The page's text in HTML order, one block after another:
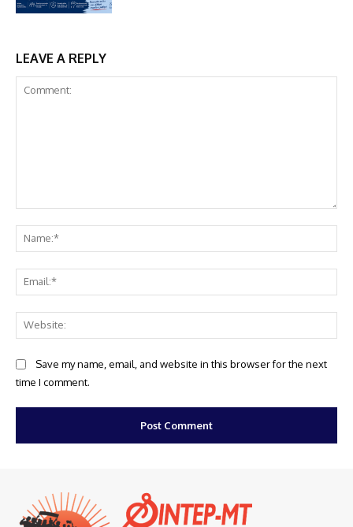
LEAVE A REPLY
Save my name, email, and website in this browser for the next
time I comment.